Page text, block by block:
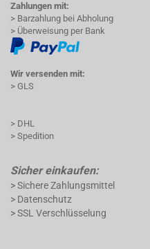
Zahlungen mit:
> Barzahlung bei Abholung
> Überweisung per Bank
Wir versenden mit:
> GLS
> DHL
> Spedition
Sicher einkaufen:
> Sichere Zahlungsmittel
> Datenschutz
> SSL Verschlüsselung